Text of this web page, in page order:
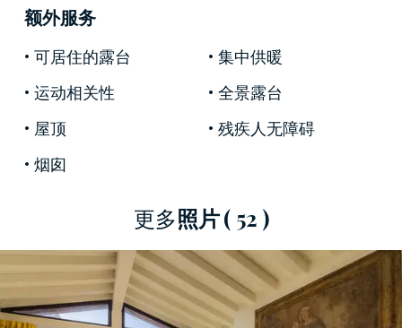
完美融合了其原始建築特色。精緻的家具裝飾著
所有房間，所有飾面均採用優質材料實現：浴室
緻的鑲板，上光的門窗以及由優質黃銅製成的把
手。
豪華公寓的二樓設有一個入口，一個漂亮的
雙人大廳，一間書房，一個飯廳，一個就餐廚
房，一個供客人使用的浴室以及帶衛浴設施的主
臥室。較高的樓層設有起居區，廚房，臥室，備
用浴室，土耳其浴室和帶私人浴室的主臥室。
额外服务
可居住的露台
集中供暖
运动相关性
全景露台
屋顶
残疾人无障碍
烟囱
更多照片( 52 )